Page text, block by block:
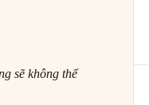
sẽ không thể